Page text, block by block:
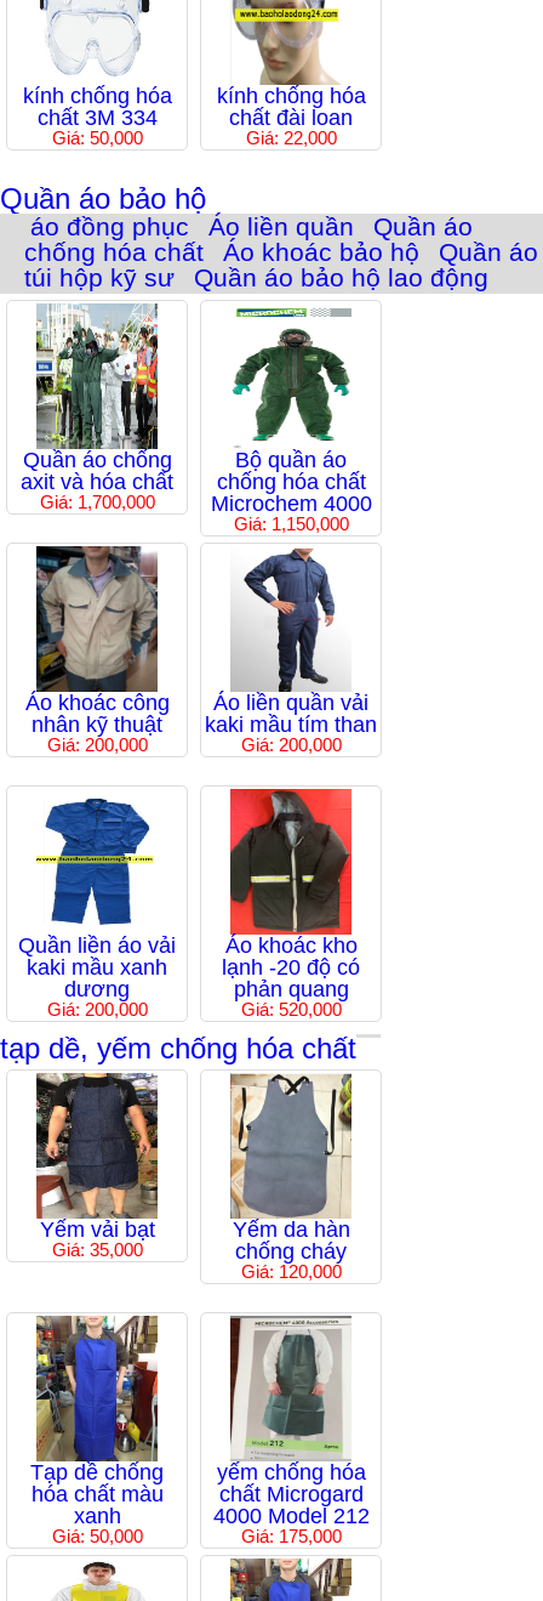
kính chống hóa
chất 3M 334
Giá: 50,000
kính chống hóa
chất đài loan
Giá: 22,000
Quần áo bảo hộ
áo đồng phục Áo liền quần
Quần áo
chống hóa chất
Áo khoác bảo hộ
Quần áo
túi hộp kỹ sư
Quần áo bảo hộ lao động
Quần áo chống
axit và hóa chất
Giá: 1,700,000
Bộ quần áo
chống hóa chất
Microchem 4000
Giá: 1,150,000
Áo khoác công
nhân kỹ thuật
Giá: 200,000
Áo liền quần vải
kaki mầu tím than
Giá: 200,000
Quần liền áo vải
kaki mầu xanh
dương
Giá: 200,000
Áo khoác kho
lạnh -20 độ có
phản quang
Giá: 520,000
tạp dề, yếm chống hóa chất
Yếm vải bạt
Giá: 35,000
Yếm da hàn
chống cháy
Giá: 120,000
Tạp dề chống
hóa chất màu
xanh
Giá: 50,000
yếm chống hóa
chất Microgard
4000 Model 212
Giá: 175,000